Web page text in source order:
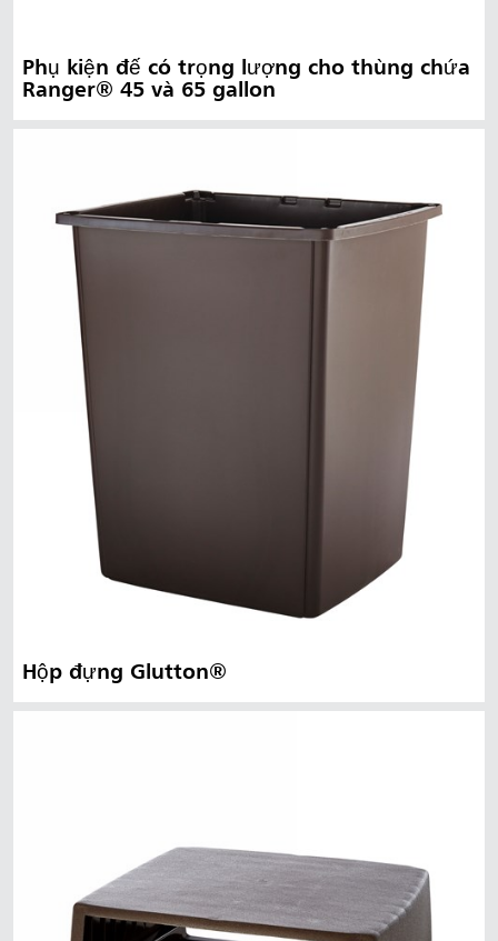
Phụ kiện đế có trọng lượng cho thùng chứa
Ranger® 45 và 65 gallon
Hộp đựng Glutton®